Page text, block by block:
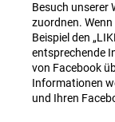
Besuch unserer
zuordnen.
Beispiel den
entsprechende
von Facebook
Informationen
und Ihren